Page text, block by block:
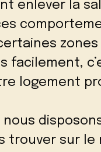
enlever la
facilement,
logement
nous
trouver sur